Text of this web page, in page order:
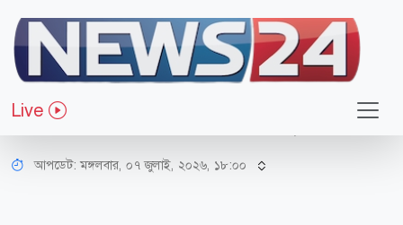
Live
স্বাস্থ্য
গ্রামপর্যায়ে প্রাথমিক স্বাস্থ্যসেবা পৌঁছে
দিতে কাজ করছে সরকার: স্বাস্থ্যমন্ত্রী
আপডেট: মঙ্গলবার, ০৭ জুলাই, ২০২৬, ১৮:০০